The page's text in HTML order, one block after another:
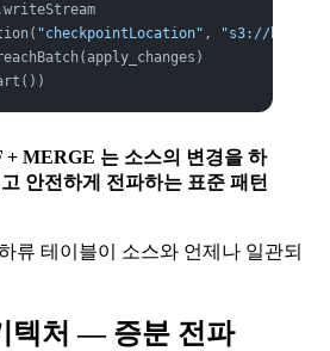
"checkpointLocation" ,
"s3://
+ MERGE 는 소스의 변경을 하
안전하게 전파하는 표준 패턴
류 테이블이 소스와 언제나 일관되
텍처 — 증분 전파